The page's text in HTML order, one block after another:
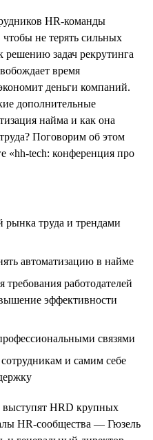
HR-команды
не терять сильных
задач рекрутинга
время
деньги компаний.
дополнительные
найма и как она
Поговорим об этом
«hh-tech: конференция про
рынка труда и трендами
автоматизацию в найме
работодателей
эффективности
связями
и самим себе
выступят HRD крупных
HR-сообщества — Гюзель